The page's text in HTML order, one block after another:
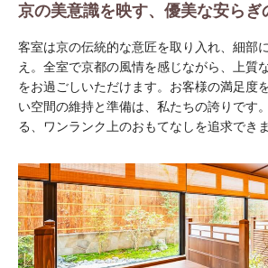
京の美意識を映す、優美な安らぎ
客室は京の伝統的な意匠を取り入れ、細部
え。全室で京都の風情を感じながら、上質
をお過ごしいただけます。お客様の満足度
い空間の維持と準備は、私たちの誇りです
る、ワンランク上のおもてなしを追求できま